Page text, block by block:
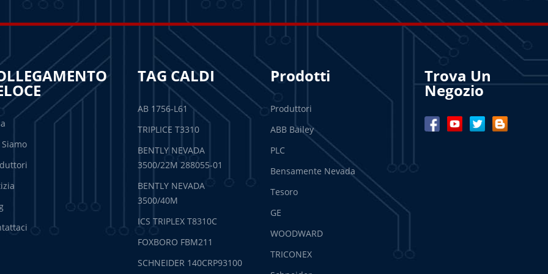
TAG CALDI
AB 1756-L61
TRIPLICE T3310
BENTLY NEVADA
3500/22M 288055-01
BENTLY NEVADA
3500/40M
ICS TRIPLEX T8310C
FOXBORO FBM211
SCHNEIDER 140CRP93100
Prodotti
Produttori
ABB Bailey
PLC
Bensamente Nevada
Tesoro
GE
WOODWARD
TRICONEX
Trova Un
Negozio